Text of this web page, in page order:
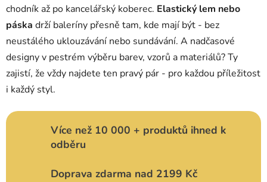
chodník až po kancelářský koberec. Elastický lem nebo
páska drží baleríny přesně tam, kde mají být - bez
neustálého uklouzávání nebo sundávání. A nadčasové
designy v pestrém výběru barev, vzorů a materiálů? Ty
zajistí, že vždy najdete ten pravý pár - pro každou příležitost
i každý styl.
Více než 10 000 + produktů ihned k
odběru
Doprava zdarma nad 2199 Kč